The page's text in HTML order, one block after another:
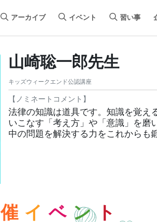
アーカイブ イベント 習い事
山崎聡一郎先生
キッズウィークエンド公認講座
【ノミネートコメント】
法律の知識は道具です。知識を覚え
いこなす「考え方」や「意識」を磨
中の問題を解決する力をこれからも
催 イ ベ ン ト